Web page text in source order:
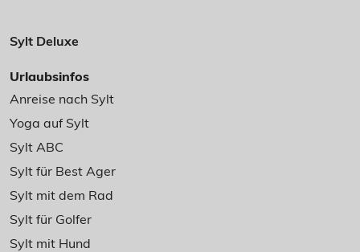
Sylt Deluxe
Urlaubsinfos
Anreise nach Sylt
Yoga auf Sylt
Sylt ABC
Sylt für Best Ager
Sylt mit dem Rad
Sylt für Golfer
Sylt mit Hund